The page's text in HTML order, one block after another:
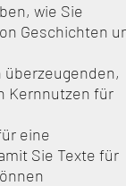
wie Sie
Geschichten
überzeugenden,
Kernnutzen für
eine
Sie Texte für